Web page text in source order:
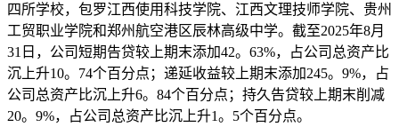
四所学校，包罗江西使用科技学院、江西文理技师学院、贵州
工贸职业学院和郑州航空港区辰林高级中学。截至2025年8月
31日，公司短期告贷较上期末添加42。63%，占公司总资产比
沉上升10。74个百分点；递延收益较上期末添加245。9%，占
公司总资产比沉上升6。84个百分点；持久告贷较上期末削减
20。9%，占公司总资产比沉上升1。5个百分点。